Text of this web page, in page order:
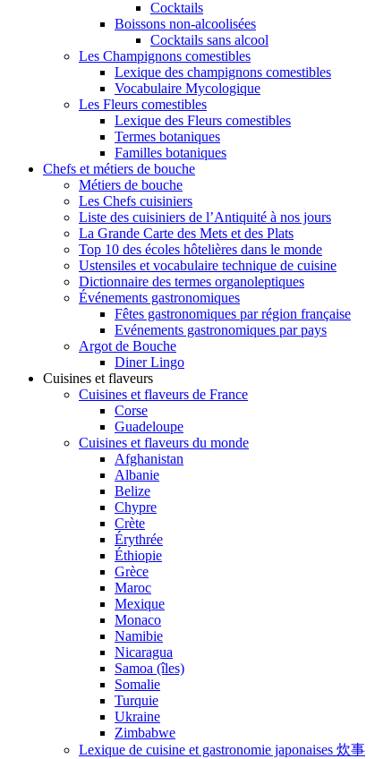
Cocktails
Boissons non-alcoolisées
Cocktails sans alcool
Les Champignons comestibles
Lexique des champignons comestibles
Vocabulaire Mycologique
Les Fleurs comestibles
Lexique des Fleurs comestibles
Termes botaniques
Familles botaniques
Chefs et métiers de bouche
Métiers de bouche
Les Chefs cuisiniers
Liste des cuisiniers de l’Antiquité à nos jours
La Grande Carte des Mets et des Plats
Top 10 des écoles hôtelières dans le monde
Ustensiles et vocabulaire technique de cuisine
Dictionnaire des termes organoleptiques
Événements gastronomiques
Fêtes gastronomiques par région française
Evénements gastronomiques par pays
Argot de Bouche
Diner Lingo
Cuisines et flaveurs
Cuisines et flaveurs de France
Corse
Guadeloupe
Cuisines et flaveurs du monde
Afghanistan
Albanie
Belize
Chypre
Crète
Érythrée
Éthiopie
Grèce
Maroc
Mexique
Monaco
Namibie
Nicaragua
Samoa (îles)
Somalie
Turquie
Ukraine
Zimbabwe
Lexique de cuisine et gastronomie japonaises 炊事